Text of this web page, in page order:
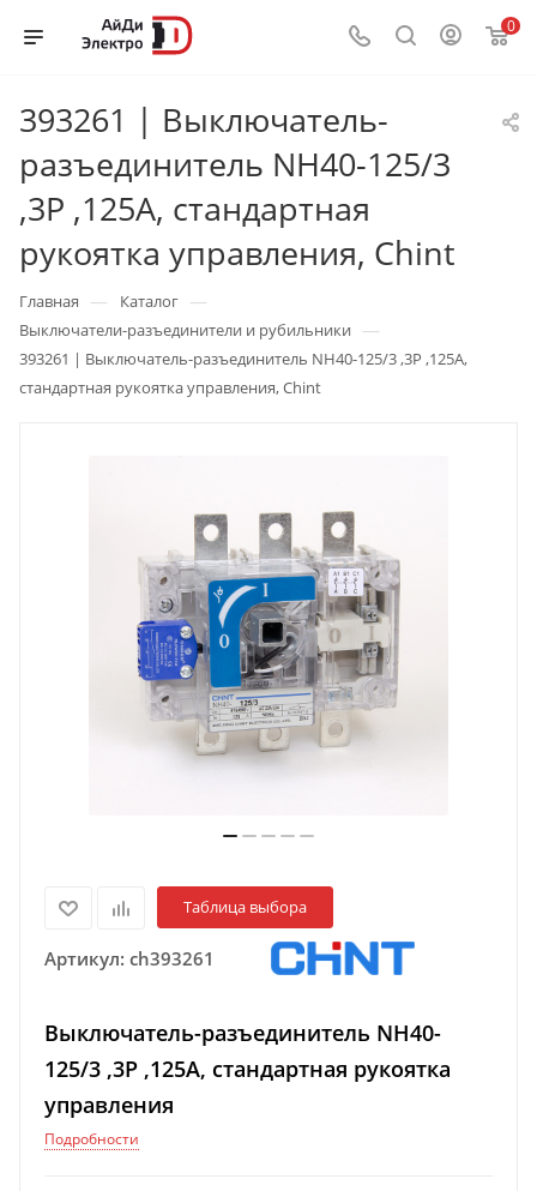
0
393261 | Выключатель-
разъединитель NH40-125/3
,3P ,125А, стандартная
рукоятка управления, Chint
Главная — Каталог —
Выключатели-разъединители и рубильники —
393261 | Выключатель-разъединитель NH40-125/3 ,3P ,125А,
стандартная рукоятка управления, Chint
Таблица выбора
Артикул: ch393261
Выключатель-разъединитель NH40-
125/3 ,3P ,125А, стандартная рукоятка
управления
Подробности